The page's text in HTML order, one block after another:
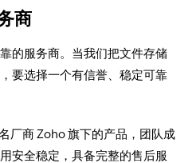
商
的服务商。当我们把文件存储
要选择一个有信誉、稳定可靠
厂商 Zoho 旗下的产品，团队成
安全稳定，具备完整的售后服